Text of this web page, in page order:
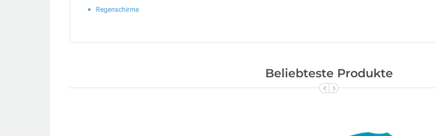
Regenschirme
Beliebteste Produkte